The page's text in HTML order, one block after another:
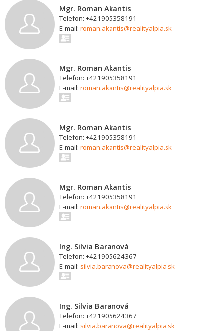
Mgr. Roman Akantis
Telefon: +421905358191
E-mail: roman.akantis@realityalpia.sk
Mgr. Roman Akantis
Telefon: +421905358191
E-mail: roman.akantis@realityalpia.sk
Mgr. Roman Akantis
Telefon: +421905358191
E-mail: roman.akantis@realityalpia.sk
Mgr. Roman Akantis
Telefon: +421905358191
E-mail: roman.akantis@realityalpia.sk
Ing. Silvia Baranová
Telefon: +421905624367
E-mail: silvia.baranova@realityalpia.sk
Ing. Silvia Baranová
Telefon: +421905624367
E-mail: silvia.baranova@realityalpia.sk